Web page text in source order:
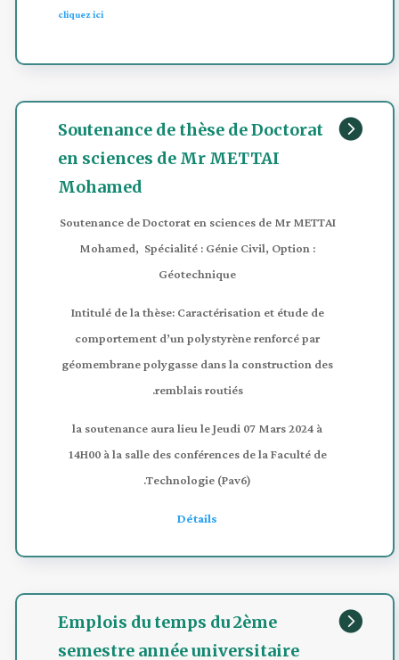
cliquez ici

Soutenance de thèse de Doctorat
en sciences de Mr METTAI
Mohamed
Soutenance de Doctorat en sciences de Mr METTAI
Mohamed, Spécialité: Génie Civil, Option :
Géotechnique
Intitulé de la thèse: Caractérisation et étude de
comportement d’un polystyrène renforcé par
géomembrane polygasse dans la construction des
remblais routiés.
la soutenance aura lieu le Jeudi 07 Mars 2024 à
14H00 à la salle des conférences de la Faculté de
Technologie (Pav6).
Détails

Emplois du temps du 2ème
semestre année universitaire